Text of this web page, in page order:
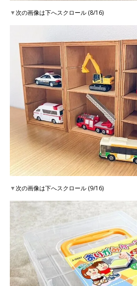
▼次の画像は下へスクロール (8/16)
▼次の画像は下へスクロール (9/16)